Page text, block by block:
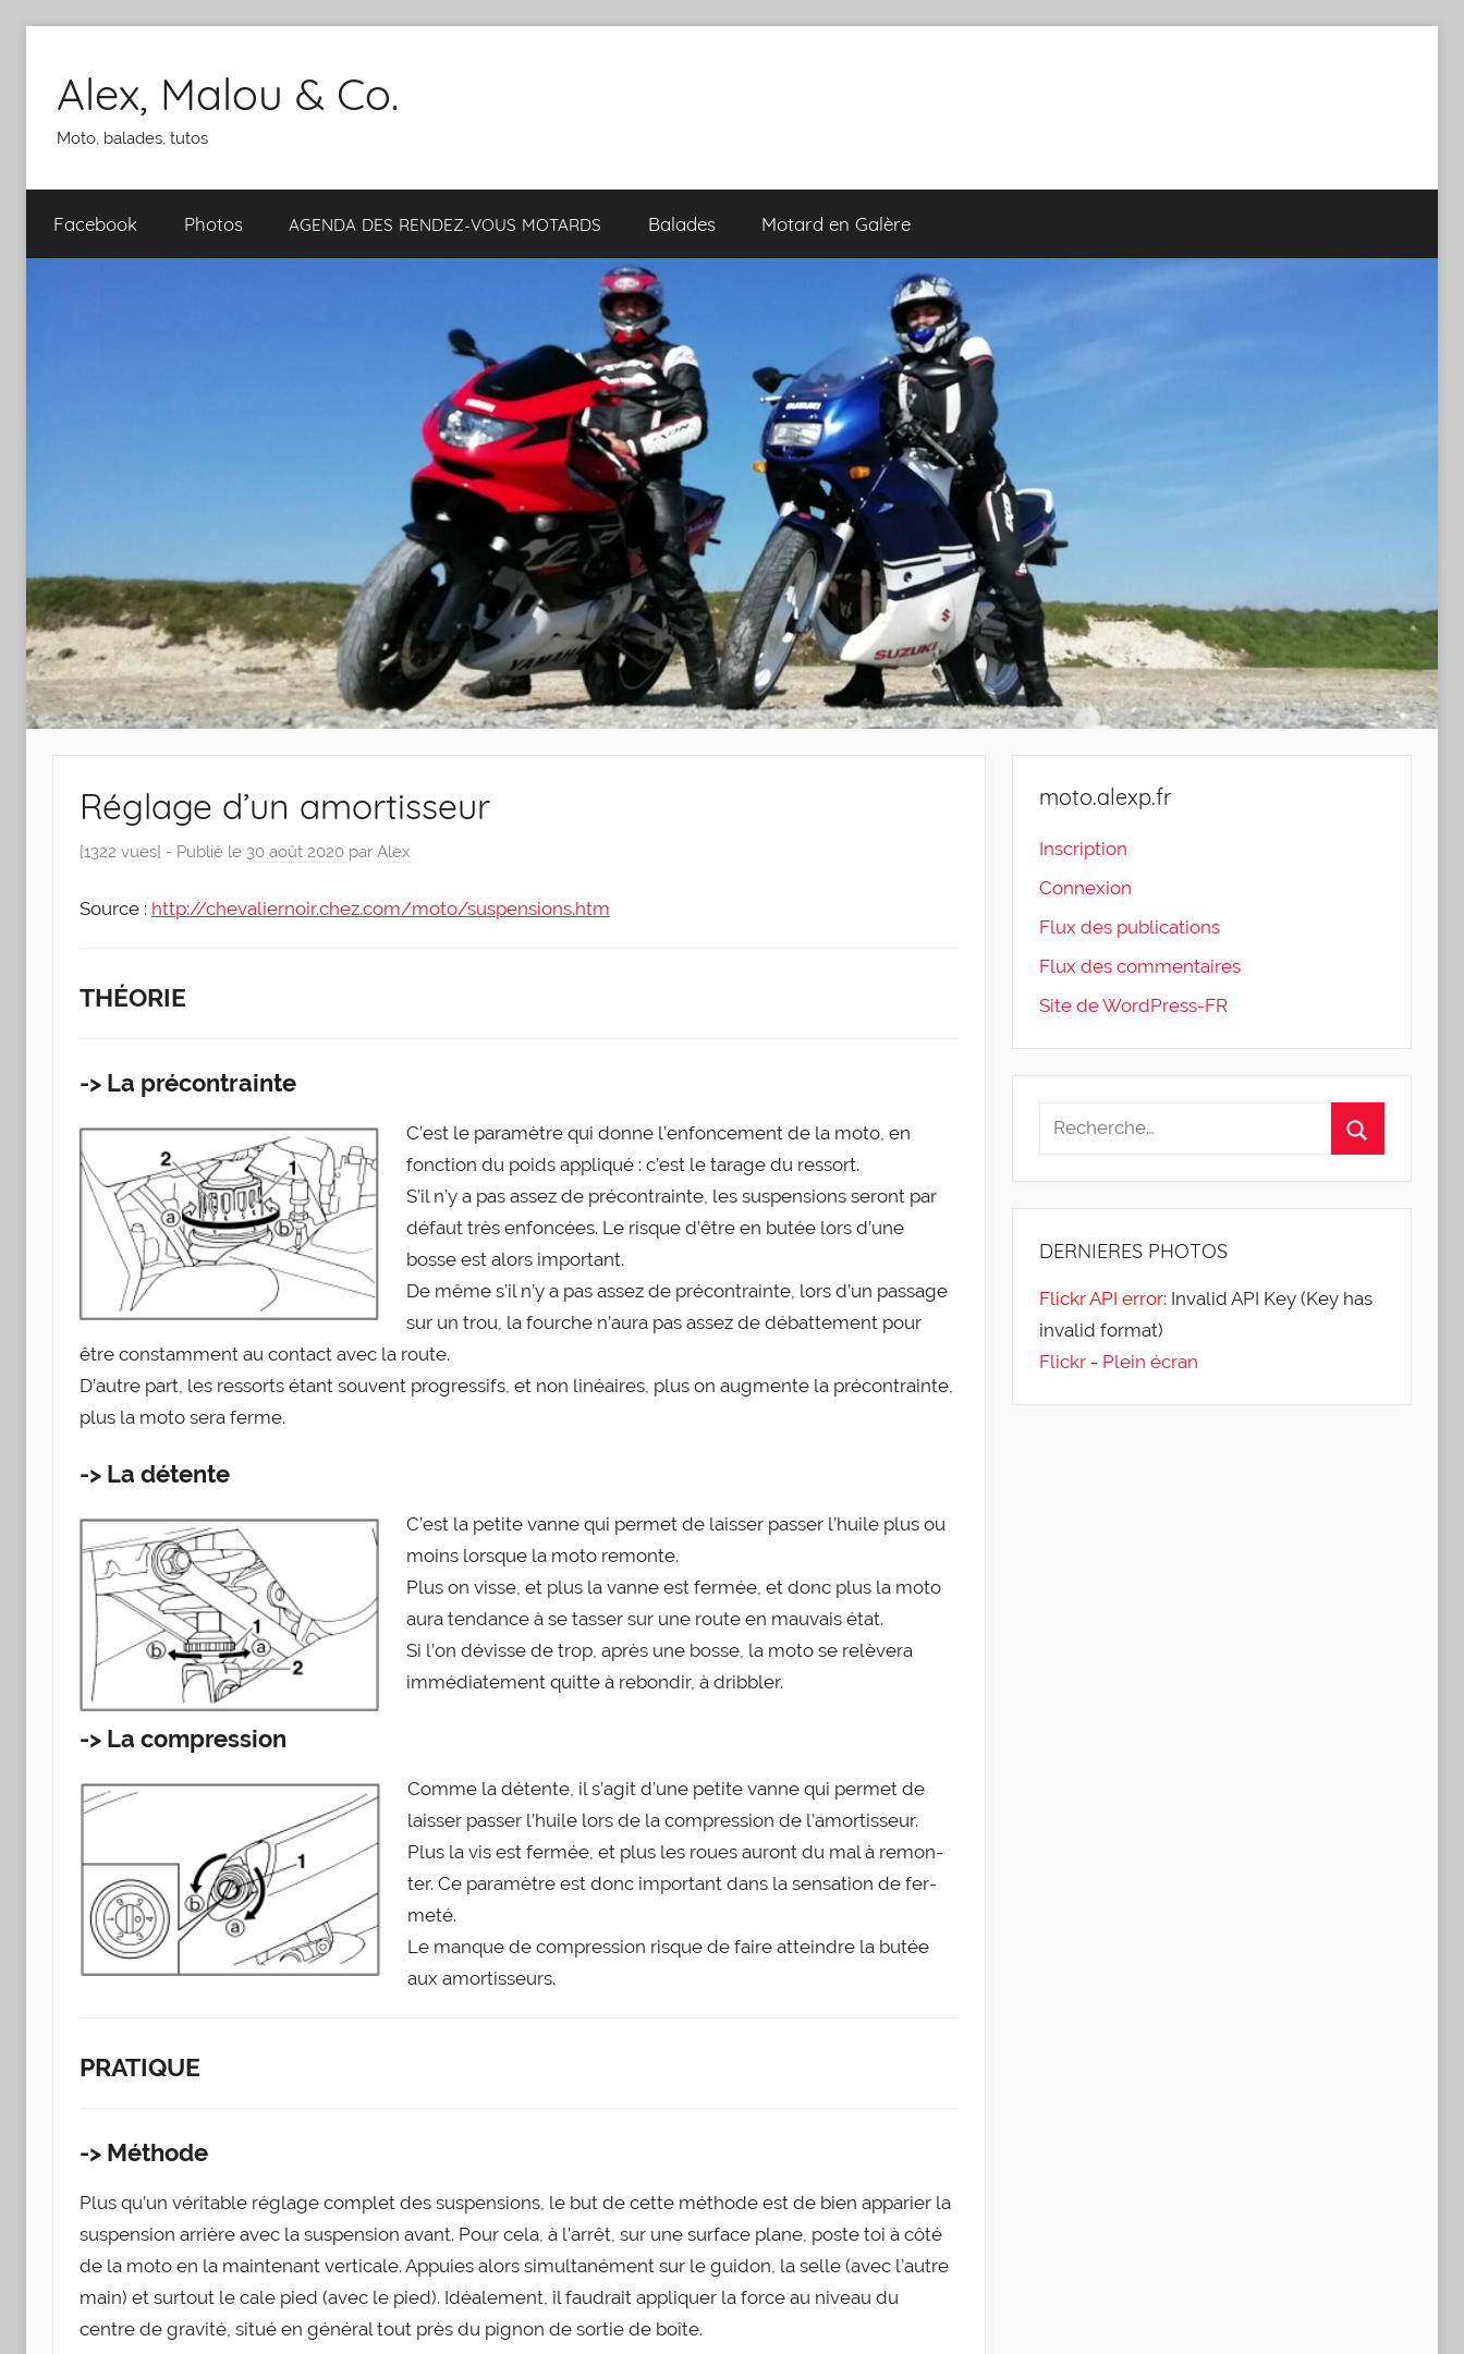
contenu
Alex, Malou & Co.
Moto, balades, tutos
Facebook Photos AGENDA DES RENDEZ-​​VOUS MOTARDS Balades Motard en Galère
Réglage d’un amortisseur
[1322 vues] - Publié le 30 août 2020 par Alex
Source : http://chevaliernoir.chez.com/moto/suspensions.htm
THÉORIE
-> La précontrainte
C’est le para­mètre qui donne l’en­fon­ce­ment de la moto, en
fonc­tion du poids appli­qué : c’est le tarage du res­sort.
S’il n’y a pas assez de pré­con­trainte, les sus­pen­sions seront par
défaut très enfon­cées. Le risque d’être en butée lors d’une
bosse est alors impor­tant.
De même s’il n’y a pas assez de pré­con­trainte, lors d’un pas­sage
sur un trou, la fourche n’au­ra pas assez de débat­te­ment pour
être constam­ment au contact avec la route.
D’autre part, les res­sorts étant sou­vent pro­gres­sifs, et non linéaires, plus on aug­mente la pré­con­trainte,
plus la moto sera ferme.
-> La détente
C’est la petite vanne qui per­met de lais­ser pas­ser l’huile plus ou
moins lorsque la moto remonte.
Plus on visse, et plus la vanne est fer­mée, et donc plus la moto
aura ten­dance à se tas­ser sur une route en mau­vais état.
Si l’on dévisse de trop, après une bosse, la moto se relè­ve­ra
immé­dia­te­ment quitte à rebon­dir, à dribbler.
-> La compression
Comme la détente, il s’a­git d’une petite vanne qui per­met de
lais­ser pas­ser l’huile lors de la com­pres­sion de l’a­mor­tis­seur.
Plus la vis est fer­mée, et plus les roues auront du mal à remon­
ter. Ce para­mètre est donc impor­tant dans la sen­sa­tion de fer­
me­té.
Le manque de com­pres­sion risque de faire atteindre la butée
aux amortisseurs.
PRATIQUE
-> Méthode
Plus qu’un véri­table réglage com­plet des sus­pen­sions, le but de cette méthode est de bien appa­rier la
sus­pen­sion arrière avec la sus­pen­sion avant. Pour cela, à l’ar­rêt, sur une sur­face plane, poste toi à côté
de la moto en la main­te­nant ver­ti­cale. Appuies alors simul­ta­né­ment sur le gui­don, la selle (avec l’autre
main) et sur­tout le cale pied (avec le pied). Idéa­le­ment, il fau­drait appli­quer la force au niveau du
centre de gra­vi­té, situé en géné­ral tout près du pignon de sor­tie de boîte.
moto.alexp.fr
Inscription
Connexion
Flux des publications
Flux des commentaires
Site de WordPress-FR
DERNIERES PHOTOS
Flickr API error: Invalid API Key (Key has
invalid format)
Flickr- Plein écran